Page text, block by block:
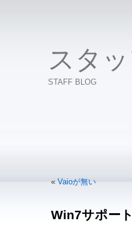
スタ
STAFF BLOG
« Vaioが無い
Win7サポー